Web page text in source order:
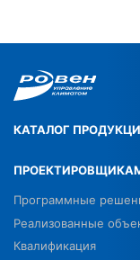
КАТАЛОГ
Программные
Реализованные
Квалификация